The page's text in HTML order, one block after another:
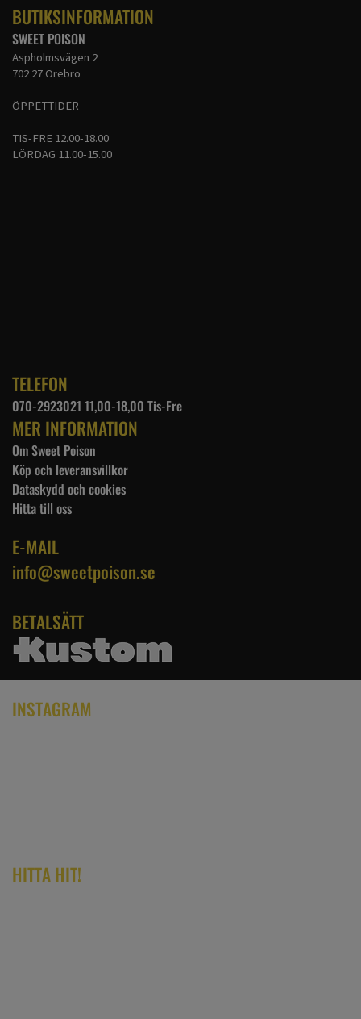
BUTIKSINFORMATION
SWEET POISON
Aspholmsvägen 2
702 27 Örebro
ÖPPETTIDER
TIS-FRE 12.00-18.00
LÖRDAG 11.00-15.00
TELEFON
070-2923021 11,00-18,00 Tis-Fre
MER INFORMATION
Om Sweet Poison
Köp och leveransvillkor
Dataskydd och cookies
Hitta till oss
E-MAIL
info@sweetpoison.se
BETALSÄTT
INSTAGRAM
HITTA HIT!